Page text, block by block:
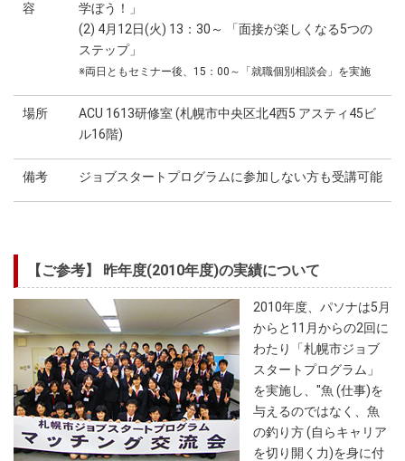
容
学ぼう！」
(2) 4月12日(火) 13：30～ 「面接が楽しくなる5つの
ステップ」
※両日ともセミナー後、15：00～「就職個別相談会」を実施
場所
ACU 1613研修室 (札幌市中央区北4西5 アスティ45ビ
ル16階)
備考 ジョブスタートプログラムに参加しない方も受講可能
【ご参考】 昨年度(2010年度)の実績について
2010年度、パソナは5月
からと11月からの2回に
わたり「札幌市ジョブ
スタートプログラム」
を実施し、"魚 (仕事)を
与えるのではなく、魚
の釣り方 (自らキャリア
を切り開く力)を身に付